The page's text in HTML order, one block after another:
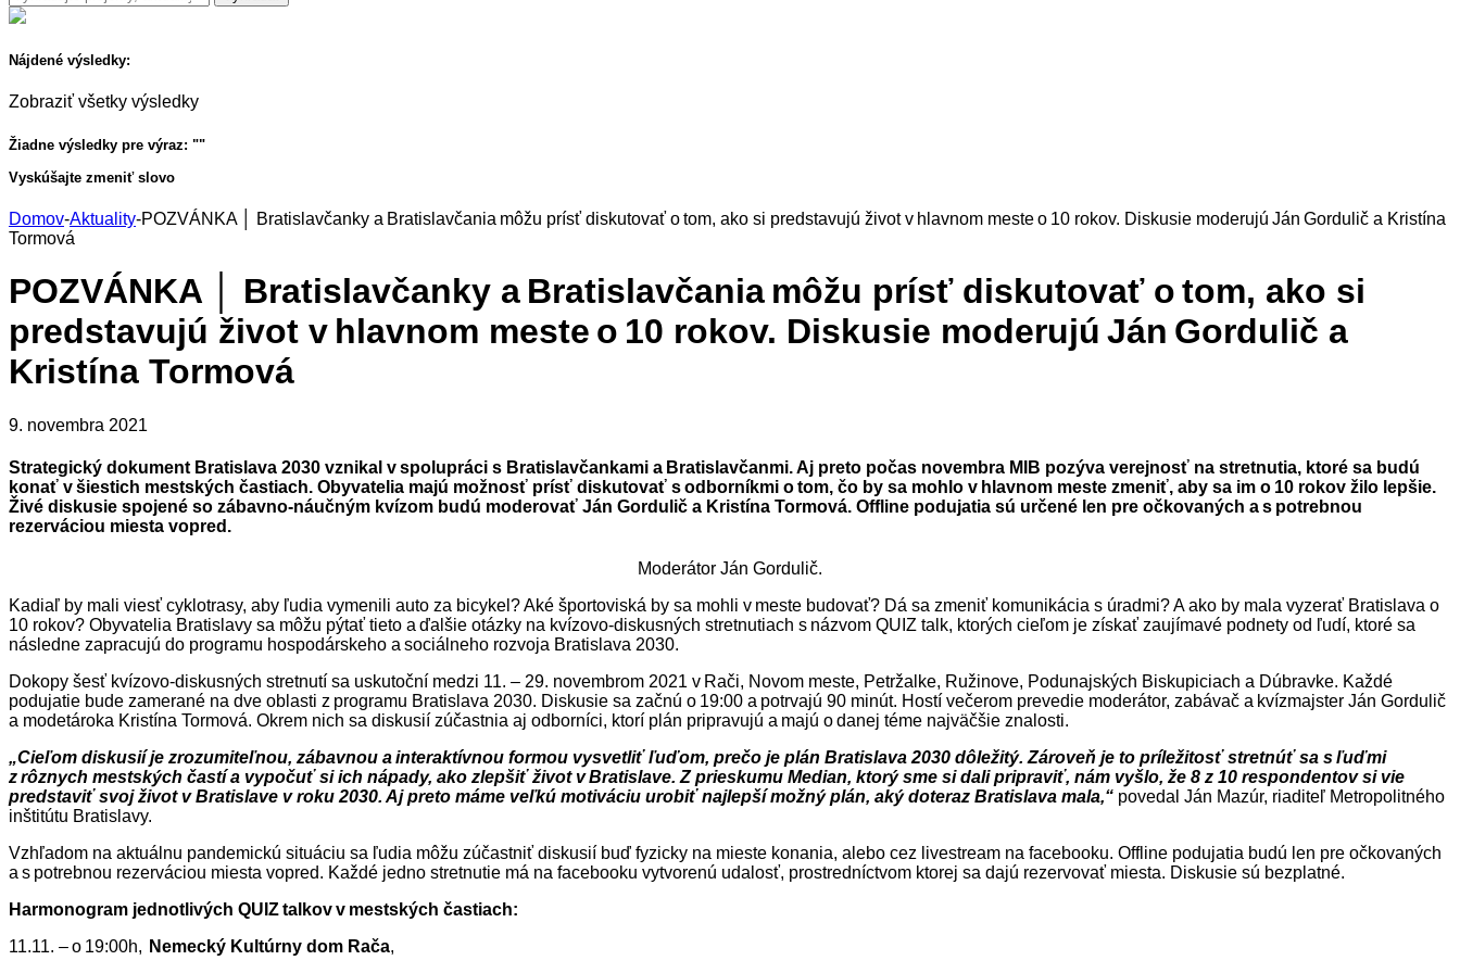
Nájdené výsledky:
Zobraziť všetky výsledky
Žiadne výsledky pre výraz: ""
Vyskúšajte zmeniť slovo
Domov-Aktuality-POZVÁNKA │ Bratislavčanky a Bratislavčania môžu prísť diskutovať o tom, ako si predstavujú život v hlavnom meste o 10 rokov. Diskusie moderujú Ján Gordulič a Kristína
Tormová
POZVÁNKA │ Bratislavčanky a Bratislavčania môžu prísť diskutovať o tom, ako si
predstavujú život v hlavnom meste o 10 rokov. Diskusie moderujú Ján Gordulič a
Kristína Tormová
9. novembra 2021
Strategický dokument Bratislava 2030 vznikal v spolupráci s Bratislavčankami a Bratislavčanmi. Aj preto počas novembra MIB pozýva verejnosť na stretnutia, ktoré sa budú
konať v šiestich mestských častiach. Obyvatelia majú možnosť prísť diskutovať s odborníkmi o tom, čo by sa mohlo v hlavnom meste zmeniť, aby sa im o 10 rokov žilo lepšie.
Živé diskusie spojené so zábavno-náučným kvízom budú moderovať Ján Gordulič a Kristína Tormová. Offline podujatia sú určené len pre očkovaných a s potrebnou
rezerváciou miesta vopred.
Moderátor Ján Gordulič.
Kadiaľ by mali viesť cyklotrasy, aby ľudia vymenili auto za bicykel? Aké športoviská by sa mohli v meste budovať? Dá sa zmeniť komunikácia s úradmi? A ako by mala vyzerať Bratislava o
10 rokov? Obyvatelia Bratislavy sa môžu pýtať tieto a ďalšie otázky na kvízovo-diskusných stretnutiach s názvom QUIZ talk, ktorých cieľom je získať zaujímavé podnety od ľudí, ktoré sa
následne zapracujú do programu hospodárskeho a sociálneho rozvoja Bratislava 2030.
Dokopy šesť kvízovo-diskusných stretnutí sa uskutoční medzi 11. – 29. novembrom 2021 v Rači, Novom meste, Petržalke, Ružinove, Podunajských Biskupiciach a Dúbravke. Každé
podujatie bude zamerané na dve oblasti z programu Bratislava 2030. Diskusie sa začnú o 19:00 a potrvajú 90 minút. Hostí večerom prevedie moderátor, zabávač a kvízmajster Ján Gordulič
a modetároka Kristína Tormová. Okrem nich sa diskusií zúčastnia aj odborníci, ktorí plán pripravujú a majú o danej téme najväčšie znalosti.
„Cieľom diskusií je zrozumiteľnou, zábavnou a interaktívnou formou vysvetliť ľuďom, prečo je plán Bratislava 2030 dôležitý. Zároveň je to príležitosť stretnúť sa s ľuďmi
z rôznych mestských častí a vypočuť si ich nápady, ako zlepšiť život v Bratislave. Z prieskumu Median, ktorý sme si dali pripraviť, nám vyšlo, že 8 z 10 respondentov si vie
predstaviť svoj život v Bratislave v roku 2030. Aj preto máme veľkú motiváciu urobiť najlepší možný plán, aký doteraz Bratislava mala,“ povedal Ján Mazúr, riaditeľ Metropolitného
inštitútu Bratislavy.
Vzhľadom na aktuálnu pandemickú situáciu sa ľudia môžu zúčastniť diskusií buď fyzicky na mieste konania, alebo cez livestream na facebooku. Offline podujatia budú len pre očkovaných
a s potrebnou rezerváciou miesta vopred. Každé jedno stretnutie má na facebooku vytvorenú udalosť, prostredníctvom ktorej sa dajú rezervovať miesta. Diskusie sú bezplatné.
Harmonogram jednotlivých QUIZ talkov v mestských častiach:
11.11. – o 19:00h, Nemecký Kultúrny dom Rača,